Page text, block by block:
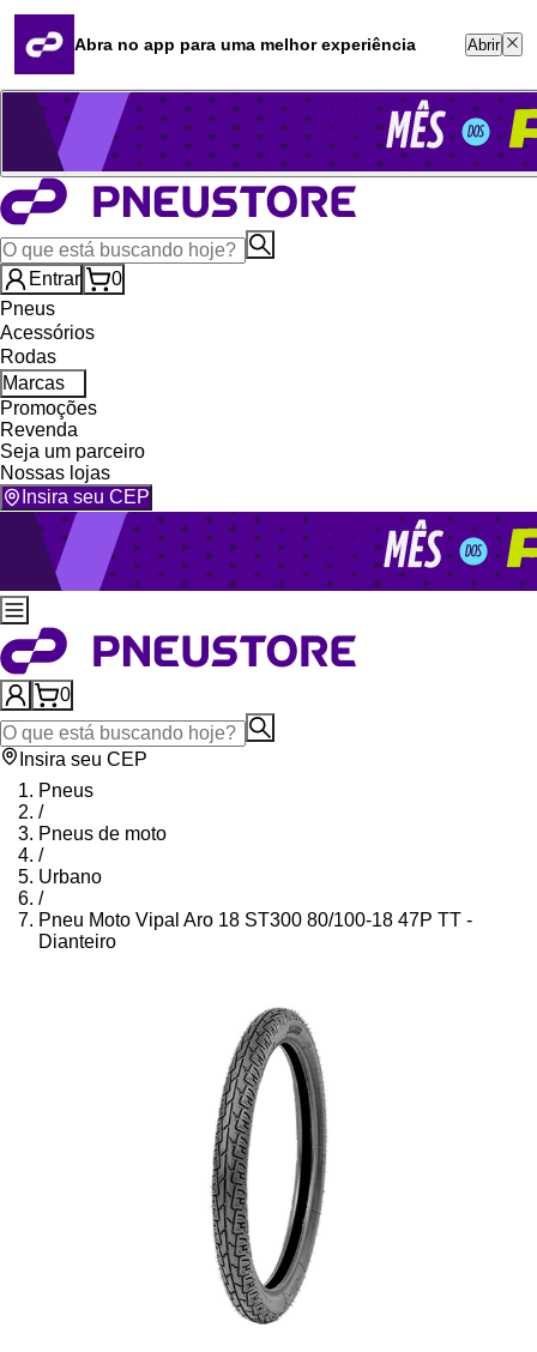
Quero revender
Blog
Whatsapp (16) 99764-8401
Televendas (47) 3046-2551
Entrar
0
Pneus
Acessórios
Rodas
Marcas
Promoções
Revenda
Seja um parceiro
Nossas lojas
Insira seu CEP
0
Insira seu CEP
Pneus
/
Pneus de moto
/
Urbano
/
Pneu Moto Vipal Aro 18 ST300 80/100-18 47P TT -
Dianteiro
Abra no app para uma melhor experiência Abrir